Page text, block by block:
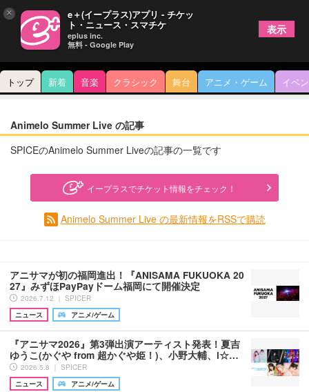
トップ 新着 音楽 クラシック 舞台 アニメ・ゲーム イベ
Animelo Summer Live の記事
SPICEのAnimelo Summer Liveの記事の一覧です
イープラスでチケット情報をチェック！
Animelo Summer Live の最新情報をRSSで購読
アニサマが初の福岡進出！『ANISAMA FUKUOKA 20
27』みずほPayPayドーム福岡にて開催決定
2026.7.12 ｜ SPICER
ニュース
アニメ/ゲーム
『アニサマ2026』第3弾出演アーティスト発表！夏吉
ゆうこ(かぐや from 超かぐや姫！)、小野大輔、i☆…
2026.5.8 ｜ SPICER
ニュース
アニメ/ゲーム
× e＋(イープラス)アプリ - チケッ
ト・ニュース・スマチケ
eplus inc.
無料 - Google Play
表示